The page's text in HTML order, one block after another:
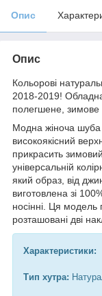
Опис
Опис
Кольорові
2018-2019!
полегшене, зимове
Модна жіноча шуба
високоякісний
прикрасить
універсальній
який образ, від
виготовлена зі
носінні. Ця модель
розташовані дві
Характеристики:
Тип хутра: